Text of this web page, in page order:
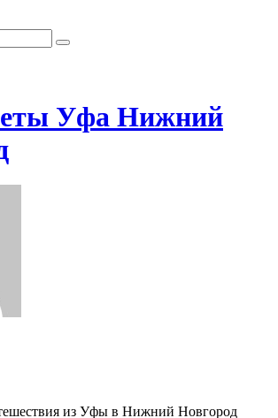
Уфа Нижний